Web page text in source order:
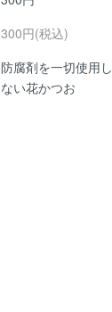
300円(税込)
防腐剤を一切使用し
ない花かつお